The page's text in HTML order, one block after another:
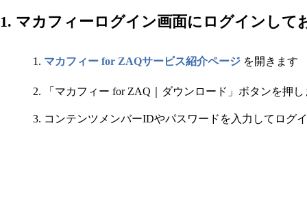
1. マカフィーログイン画面にログインして
マカフィー for ZAQサービス紹介ページ ​ を開きます
「マカフィー for ZAQ｜ダウンロード」ボタンを押し
コンテンツメンバーIDやパスワードを入力してログ